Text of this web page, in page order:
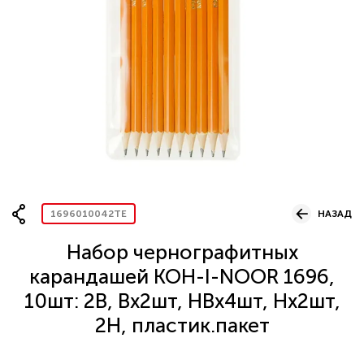
1696010042TE НАЗАД
Набор чернографитных
карандашей KOH-I-NOOR 1696,
10шт: 2B, Bх2шт, HBх4шт, Hх2шт,
2H, пластик.пакет
Вопрос по представительству
ОСТАВИТЬ ЗАЯВКУ